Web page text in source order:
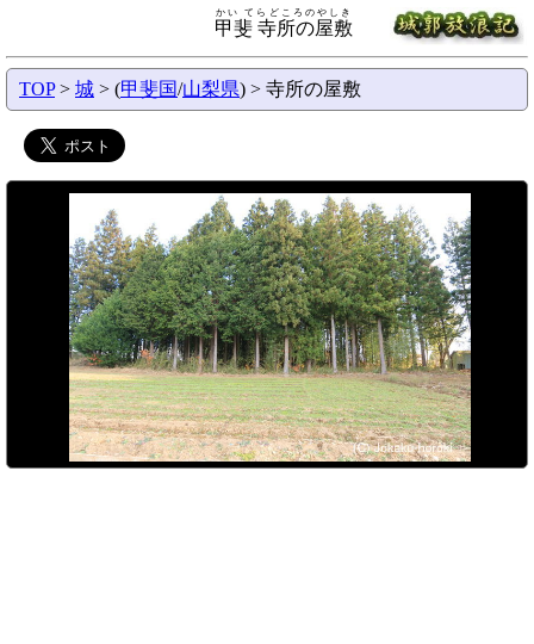
甲斐 寺所の屋敷
かい てらどころのやしき
TOP> 城 > (甲斐国/山梨県) > 寺所の屋敷